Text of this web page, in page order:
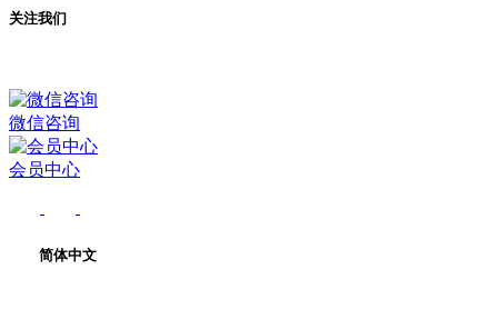
关注我们
微信咨询
会员中心
简体中文